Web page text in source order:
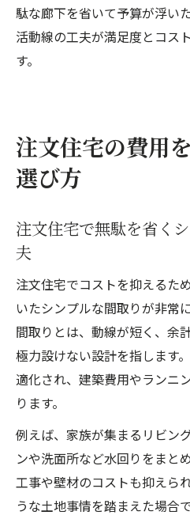
駄な廊下を省いて予算が浮い
活動線の工夫が満足度とコス
す。
注文住宅の費用
選び方
注文住宅で無駄を省く
夫
注文住宅でコストを抑えるた
いたシンプルな間取りが非常
間取りとは、動線が短く、余
極力設けない設計を指します
適化され、建築費用やランニ
ります。
例えば、家族が集まるリビン
ンや洗面所など水回りをまと
工事や壁材のコストも抑えら
うな土地事情を踏まえた場合